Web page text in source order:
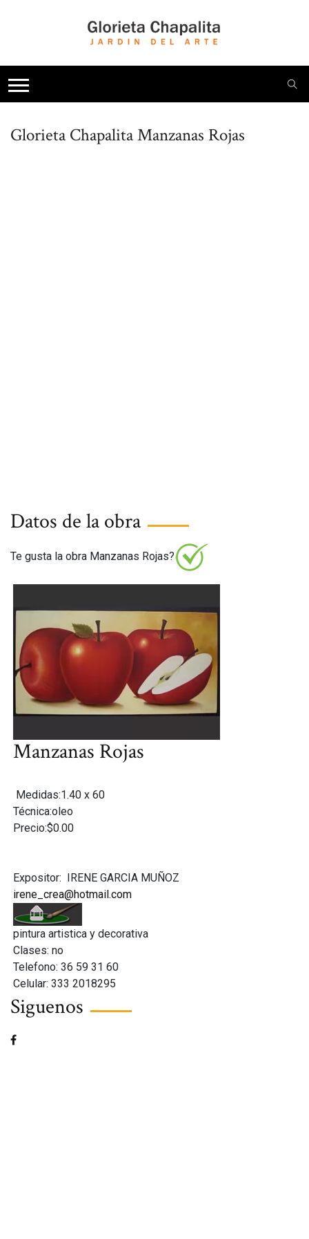
Glorieta ChapalitaManzanas Rojas
Datos de la obra
Te gusta la obra Manzanas Rojas?
Manzanas Rojas
Medidas:1.40 x 60
Técnica:oleo
Precio:$0.00
Expositor:
IRENE GARCIA MUÑOZ
irene_crea@hotmail.com
pintura artistica y decorativa
Clases: no
Telefono: 36 59 31 60
Celular: 333 2018295
Siguenos